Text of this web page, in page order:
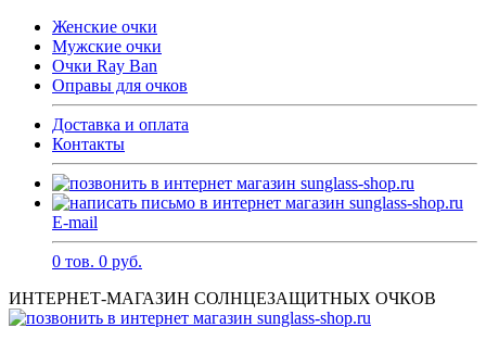
Женские очки
Мужские очки
Очки Ray Ban
Оправы для очков
Доставка и оплата
Контакты
E-mail
0 тов. 0 руб.
ИНТЕРНЕТ-МАГАЗИН СОЛНЦЕЗАЩИТНЫХ ОЧКОВ